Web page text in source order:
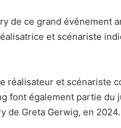
de ce grand événement
et scénariste
et scénariste
également partie du
de Greta Gerwig, en 2024.